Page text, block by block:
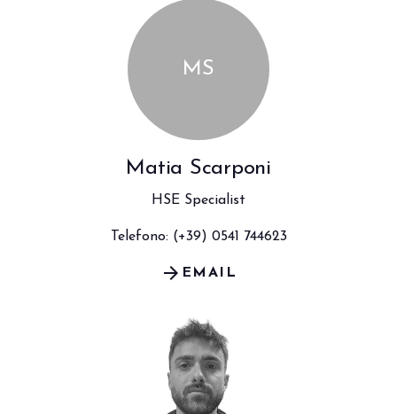
MS
Matia Scarponi
HSE Specialist
Telefono: (+39) 0541 744623
EMAIL
arrow_forward